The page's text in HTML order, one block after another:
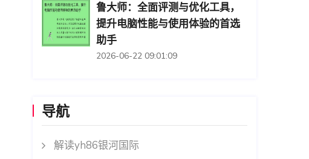
鲁大师：全面评测与优化工具，
提升电脑性能与使用体验的首选
助手
2026-06-22 09:01:09
导航
解读yh86银河国际